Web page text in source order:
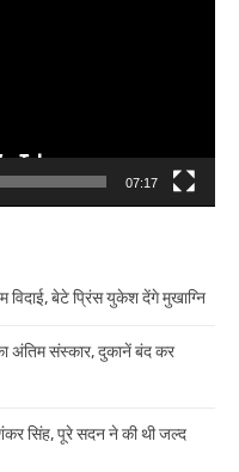
07:17
विदाई, बेटे प्रिंस युकेश देंगे मुखाग्नि
अंतिम संस्कार, दुकानें बंद कर
सिंह, पूरे सदन ने की थी जल्द